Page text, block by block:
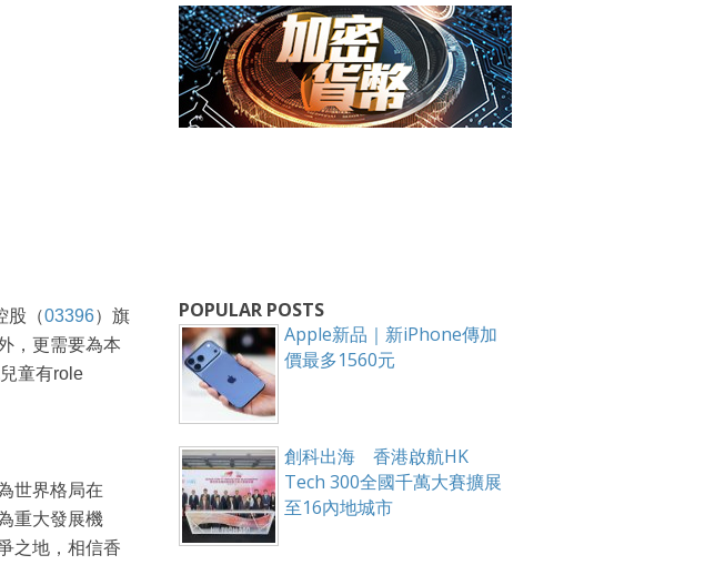
股（03396）旗
，更需要為本
童有role
世界格局在
重大發展機
之地，相信香
POPULAR POSTS
Apple新品｜新iPhone傳加
價最多1560元
創科出海 香港啟航HK
Tech 300全國千萬大賽擴展
至16內地城市
懶人包），直達郵箱！